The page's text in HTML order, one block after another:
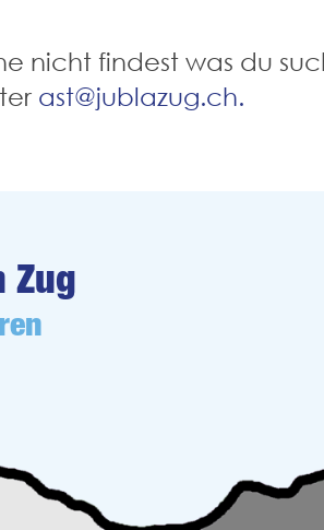
nicht findest was du
ast@jublazug.ch.
Zug